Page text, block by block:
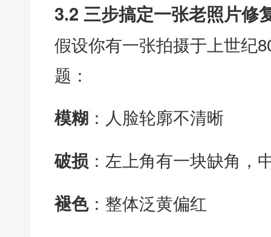
3.2 三步搞定一张老照片修
假设你有一张拍摄于上世纪
题：
模糊 ：人脸轮廓不清晰
破损 ：左上角有一块缺角，
褪色：整体泛黄偏红